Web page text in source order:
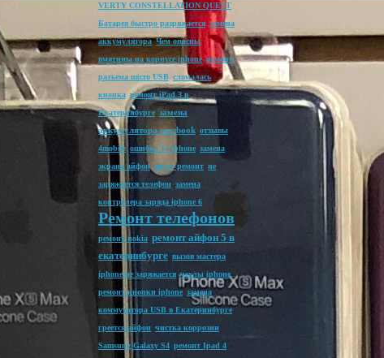
VERTY CONSTELLATION QUEST
Батарея быстро разряжается замена
аккумулятора Чем опасны
вмятины на корпусе iphone ремонт
разъема micro USB сломалась
кнопка ремонт iPad 3 в
Екатеринбурге замена
аккумулятора macbook отзывы
4mobile ошибка 14 iphone замена
экрана айфон верту ремонт не
заряжается телефон замена
контролера заряда iphone 6
Ремонт телефонов
ремонт nokia ремонт айфон 5 в
екатеринбурге вызов мастера
iphone не заряжается чехлы iphone
ремонт кнопки iphone замена
коммутатора USB в Екатеринбурге
греется айфон чистка коррозии
Samsung Galaxy S4 ремонт Ipad 4